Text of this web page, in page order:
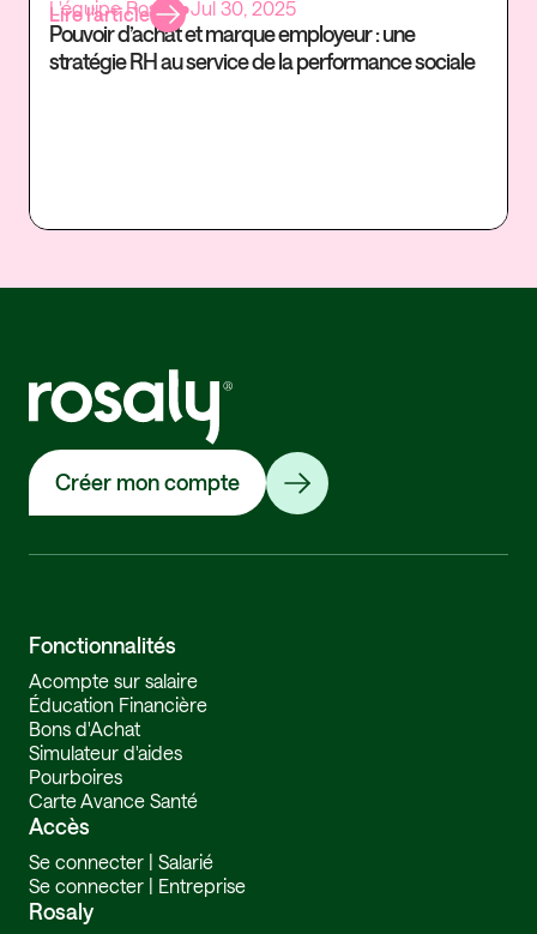
L'équipe Rosaly•Jul 30, 2025
Pouvoir d’achat et marque employeur : une
stratégie RH au service de la performance sociale
Lire l’article
Créer mon compte
Fonctionnalités
Acompte sur salaire
Éducation Financière
Bons d'Achat
Simulateur d'aides
Pourboires
Carte Avance Santé
Accès
Se connecter | Salarié
Se connecter | Entreprise
Rosaly